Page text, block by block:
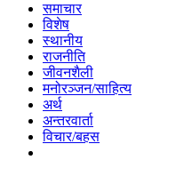
समाचार
विशेष
स्थानीय
राजनीति
जीवनशैली
मनोरञ्जन/साहित्य
अर्थ
अन्तरवार्ता
विचार/बहस